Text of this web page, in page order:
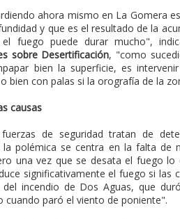
ahora mismo en La Gomera
y que es el resultado de la
fuego puede durar mucho",
sobre Desertificación, "como
bien la superficie, es
bien con palas si la orografía de la
causas
de seguridad tratan de
la polémica se centra en la falta de
una vez que se desata el fuego
significativamente el fuego si las
incendio de Dos Aguas, que
cuando paró el viento de poniente".